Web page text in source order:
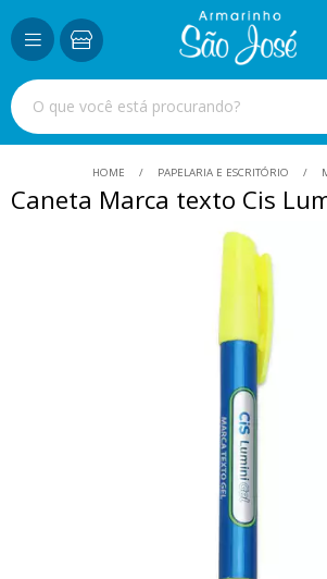
HOME PAPELARIA E ESCRITÓRIO
Caneta Marca texto Cis